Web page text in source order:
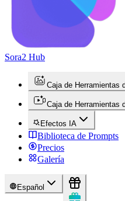
Sora2 Hub
Caja de Herramientas
Caja de Herramientas
Efectos IA
Biblioteca de Prompts
Precios
Galería
Español